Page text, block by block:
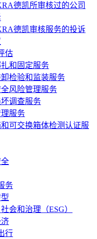
德凯所审核过的公司
德凯审核服务的投诉
估
和固定服务
检验和监装服务
风险管理服务
调查服务
服务
可交换箱体检测认证服
务
会和治理（ESG）
行